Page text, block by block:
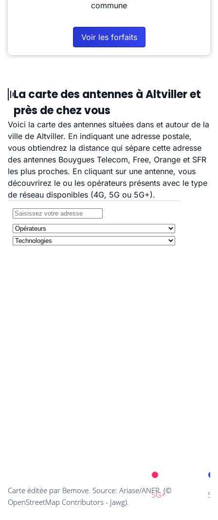
commune
Voir les forfaits
La carte des antennes à Altviller et
près de chez vous
Voici la carte des antennes situées dans et autour de la
ville de Altviller. En indiquant une adresse postale,
vous obtiendrez la distance qui sépare cette adresse
des antennes Bouygues Telecom, Free, Orange et SFR
les plus proches. En cliquant sur une antenne, vous
découvrirez le ou les opérateurs présents avec le type
de réseau disponibles (4G, 5G ou 5G+).